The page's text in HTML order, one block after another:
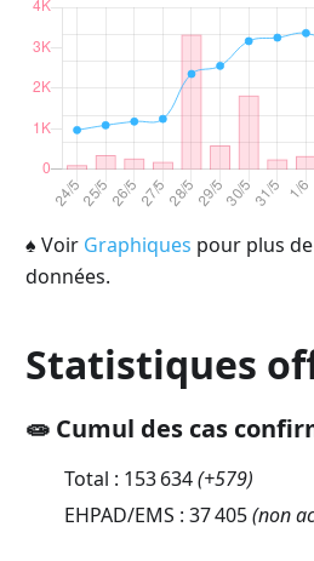
♠ Voir Graphiques pour plus
données.
Statistiques
🧫 Cumul des cas
Total : 153 634(+579)
EHPAD/EMS : 37 405(non